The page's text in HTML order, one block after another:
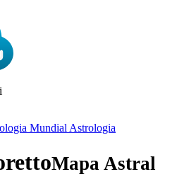
Mundial Astrologia
Mapa Astral